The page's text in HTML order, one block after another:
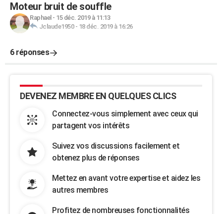
Moteur bruit de souffle
Raphael - 15 déc. 2019 à 11:13
Jclaude1950- 18 déc. 2019 à 16:26
6 réponses
DEVENEZ MEMBRE EN QUELQUES CLICS
Connectez-vous simplement avec ceux qui
partagent vos intérêts
Suivez vos discussions facilement et
obtenez plus de réponses
Mettez en avant votre expertise et aidez les
autres membres
Profitez de nombreuses fonctionnalités